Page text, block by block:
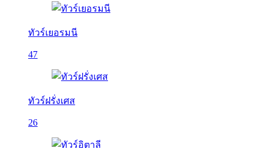
ทัวร์เยอรมนี
47
ทัวร์ฝรั่งเศส
26